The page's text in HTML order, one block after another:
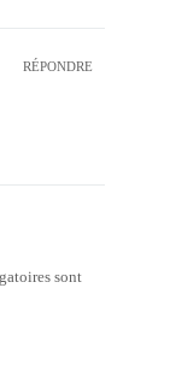
RÉPONDRE
sont